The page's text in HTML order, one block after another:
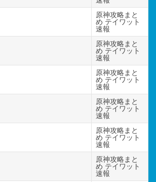
原神攻略まと
め テイワット
速報
原神攻略まと
め テイワット
速報
原神攻略まと
め テイワット
速報
原神攻略まと
め テイワット
速報
原神攻略まと
め テイワット
速報
原神攻略まと
め テイワット
速報